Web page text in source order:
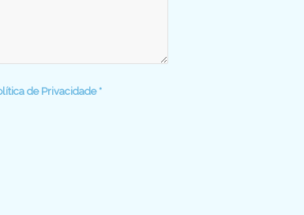
de Privacidade *